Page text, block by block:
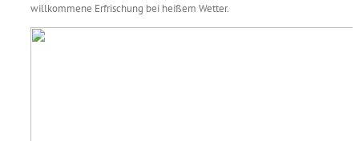
willkommene Erfrischung bei heißem Wetter.